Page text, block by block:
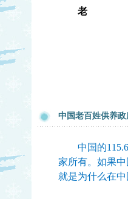
老
中国老百姓供养
中国的115.6
家所有。如果
就是为什么在